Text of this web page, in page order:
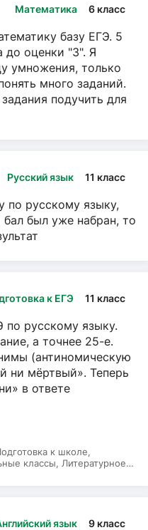
Математика 6 класс
базу ЕГЭ. 5
до оценки "3". Я
умножения, только
много заданий.
подучить для
Русский язык 11 класс
по русскому языку,
был уже набран, то
к ЕГЭ 11 класс
по русскому языку.
а точнее 25-е.
(антиномическую
ни мёртвый». Теперь
в ответе
к школе,
классы, Литературное
язык 9 класс